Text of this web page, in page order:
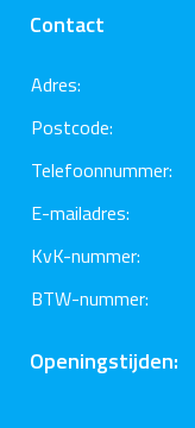
Contact
Adres:
Postcode:
Telefoonnummer:
E-mailadres:
KvK-nummer:
BTW-nummer:
Openingstijden: